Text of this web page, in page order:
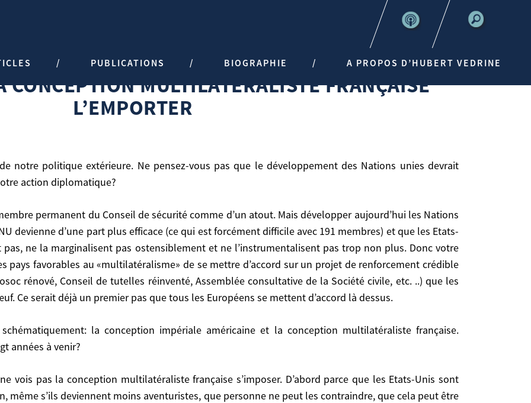
PUBLICATIONS BIOGRAPHIE A PROPOS D’HUBERT VEDRINE
CONCEPTION MULTILATÉRALISTE FRANÇAISE
L’EMPORTER
action diplomatique?
devienne d’une part plus efficace (ce qui est forcément difficile avec 191 membres) et que les Etats-
ne la marginalisent pas ostensiblement et ne l’instrumentalisent pas trop non plus. Donc votre
pays favorables au «multilatéralisme» de se mettre d’accord sur un projet de renforcement crédible
rénové, Conseil de tutelles réinventé, Assemblée consultative de la Société civile, etc. ..) que les
Ce serait déjà un premier pas que tous les Européens se mettent d’accord là dessus.
années à venir?
même s’ils deviennent moins aventuristes, que personne ne peut les contraindre, que cela peut être
MULTILATÉRALISTE FRANÇAISE L’EMPORTER
l’emporter
part plus efficace (ce qui est forcément difficile avec 191 membres) et que les Etats-Unis, puissance
pas ostensiblement et ne l’instrumentalisent pas trop non plus. Donc votre question nous renvoie à la
de se mettre d’accord sur un projet de renforcement crédible des Nations Unies, (Conseil de
Assemblée consultative de la Société civile, etc. ..) que les Etats-Unis ne puissent pas étouffer dans
se mettent d’accord là dessus.